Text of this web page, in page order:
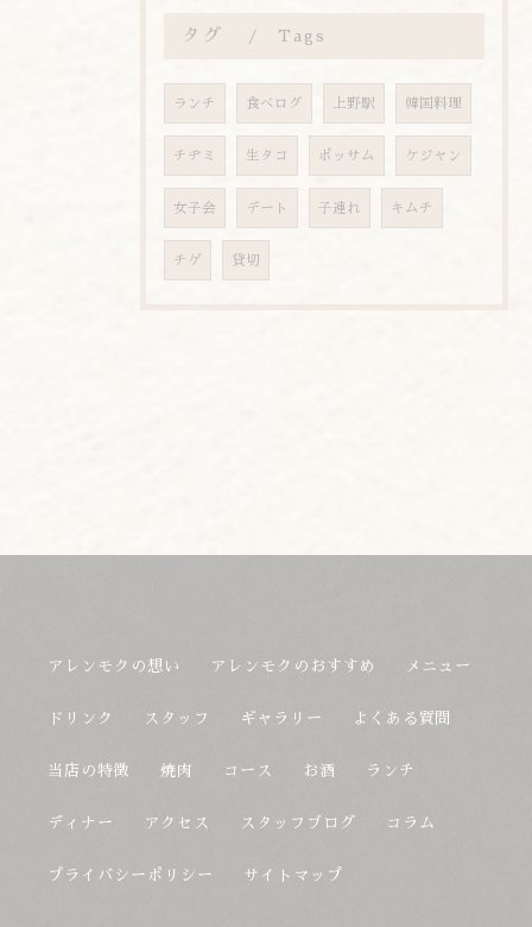
タグ Tags
ランチ 食べログ 上野駅 韓国料理
チヂミ 生タコ ポッサム ケジャン
女子会 デート 子連れ キムチ
チゲ 貸切
アレンモクの想い アレンモクのおすすめ メニュー
ドリンク スタッフ ギャラリー よくある質問
当店の特徴 焼肉 コース お酒 ランチ
ディナー アクセス スタッフブログ コラム
プライバシーポリシー サイトマップ